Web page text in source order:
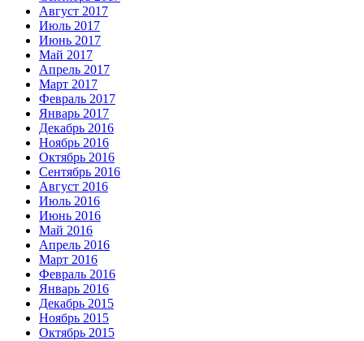
Август 2017
Июль 2017
Июнь 2017
Май 2017
Апрель 2017
Март 2017
Февраль 2017
Январь 2017
Декабрь 2016
Ноябрь 2016
Октябрь 2016
Сентябрь 2016
Август 2016
Июль 2016
Июнь 2016
Май 2016
Апрель 2016
Март 2016
Февраль 2016
Январь 2016
Декабрь 2015
Ноябрь 2015
Октябрь 2015